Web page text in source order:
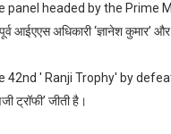
panel headed by the Prime
आईएएस अधिकारी ‘ज्ञानेश
' Ranji Trophy' by
ट्रॉफी’ जीती है।